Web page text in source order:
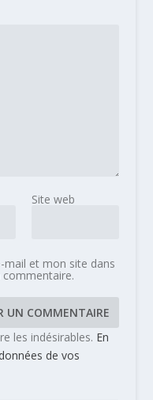
Site web
et mon site dans
les indésirables. En
de vos